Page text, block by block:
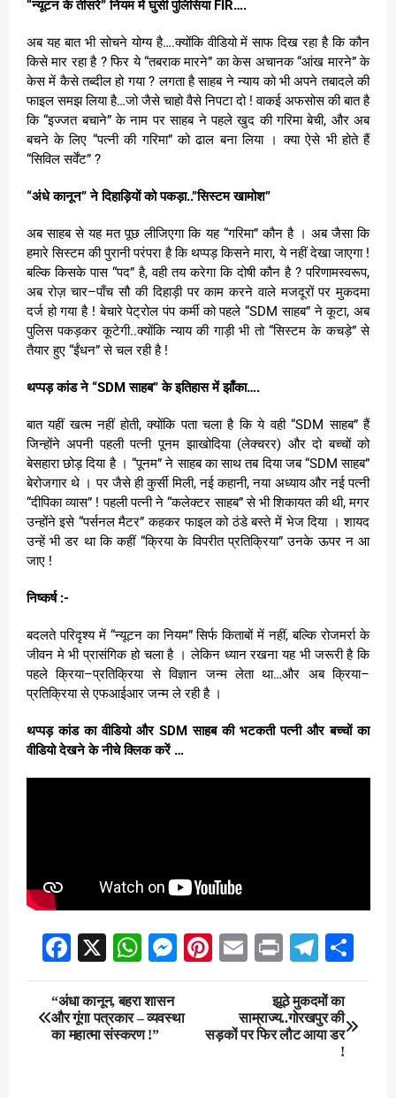
“न्यूटन के तीसरे” नियम में घुसी पुलिसिया FIR….
अब यह बात भी सोचने योग्य है….क्योंकि वीडियो में साफ दिख रहा है कि कौन
किसे मार रहा है ? फिर ये “तबराक मारने” का केस अचानक “आंख मारने” के
केस में कैसे तब्दील हो गया ? लगता है साहब ने न्याय को भी अपने तबादले की
फाइल समझ लिया है…जो जैसे चाहो वैसे निपटा दो ! वाकई अफसोस की बात है
कि “इज्जत बचाने” के नाम पर साहब ने पहले खुद की गरिमा बेची, और अब
बचने के लिए “पत्नी की गरिमा” को ढाल बना लिया । क्या ऐसे भी होते हैं
“सिविल सर्वेंट” ?
“अंधे कानून” ने दिहाड़ियों को पकड़ा..”सिस्टम खामोश”
अब साहब से यह मत पूछ लीजिएगा कि यह “गरिमा” कौन है । अब जैसा कि
हमारे सिस्टम की पुरानी परंपरा है कि थप्पड़ किसने मारा, ये नहीं देखा जाएगा !
बल्कि किसके पास “पद” है, वही तय करेगा कि दोषी कौन है ? परिणामस्वरूप,
अब रोज़ चार–पाँच सौ की दिहाड़ी पर काम करने वाले मजदूरों पर मुकदमा
दर्ज हो गया है ! बेचारे पेट्रोल पंप कर्मी को पहले “SDM साहब” ने कूटा, अब
पुलिस पकड़कर कूटेगी..क्योंकि न्याय की गाड़ी भी तो “सिस्टम के कचड़े” से
तैयार हुए “ईंधन” से चल रही है !
थप्पड़ कांड ने “SDM साहब” के इतिहास में झाँका….
बात यहीं खत्म नहीं होती, क्योंकि पता चला है कि ये वही “SDM साहब” हैं
जिन्होंने अपनी पहली पत्नी पूनम झाखोदिया (लेक्चरर) और दो बच्चों को
बेसहारा छोड़ दिया है । “पूनम” ने साहब का साथ तब दिया जब “SDM साहब”
बेरोजगार थे । पर जैसे ही कुर्सी मिली, नई कहानी, नया अध्याय और नई पत्नी
“दीपिका व्यास” ! पहली पत्नी ने “कलेक्टर साहब” से भी शिकायत की थी, मगर
उन्होंने इसे “पर्सनल मैटर” कहकर फाइल को ठंडे बस्ते में भेज दिया । शायद
उन्हें भी डर था कि कहीं “क्रिया के विपरीत प्रतिक्रिया” उनके ऊपर न आ
जाए !
निष्कर्ष :-
बदलते परिदृश्य में “न्यूटन का नियम” सिर्फ किताबों में नहीं, बल्कि रोजमर्रा के
जीवन मे भी प्रासंगिक हो चला है । लेकिन ध्यान रखना यह भी जरूरी है कि
पहले क्रिया–प्रतिक्रिया से विज्ञान जन्म लेता था…और अब क्रिया–
प्रतिक्रिया से एफआईआर जन्म ले रही है ।
थप्पड़ कांड का वीडियो और SDM साहब की भटकती पत्नी और बच्चों का
वीडियो देखने के नीचे क्लिक करें …
Facebook
X WhatsApp
Messenger
Pinterest
EmailPrint
Post
navigation
“अंधा कानून, बहरा शासन
और गूंगा पत्रकार – व्यवस्था
का महात्मा संस्करण !”
झूठे मुकदमों का
साम्राज्य..गोरखपुर की
सड़कों पर फिर लौट आया डर
!